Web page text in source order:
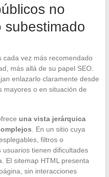
no
subestimado
cada vez más recomendado
más allá de su papel SEO.
enlazarlo claramente desde
mayores o en situación de
una vista jerárquica
. En un sitio cuya
filtros o
tienen dificultades
El sitemap HTML presenta
sin interacciones